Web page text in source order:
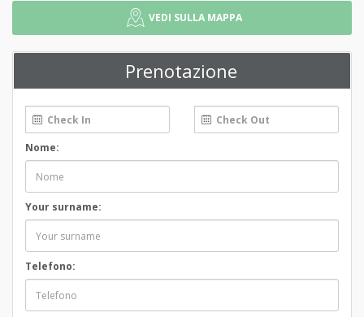
VEDI SULLA MAPPA
Prenotazione
Nome:
Your surname:
Telefono: